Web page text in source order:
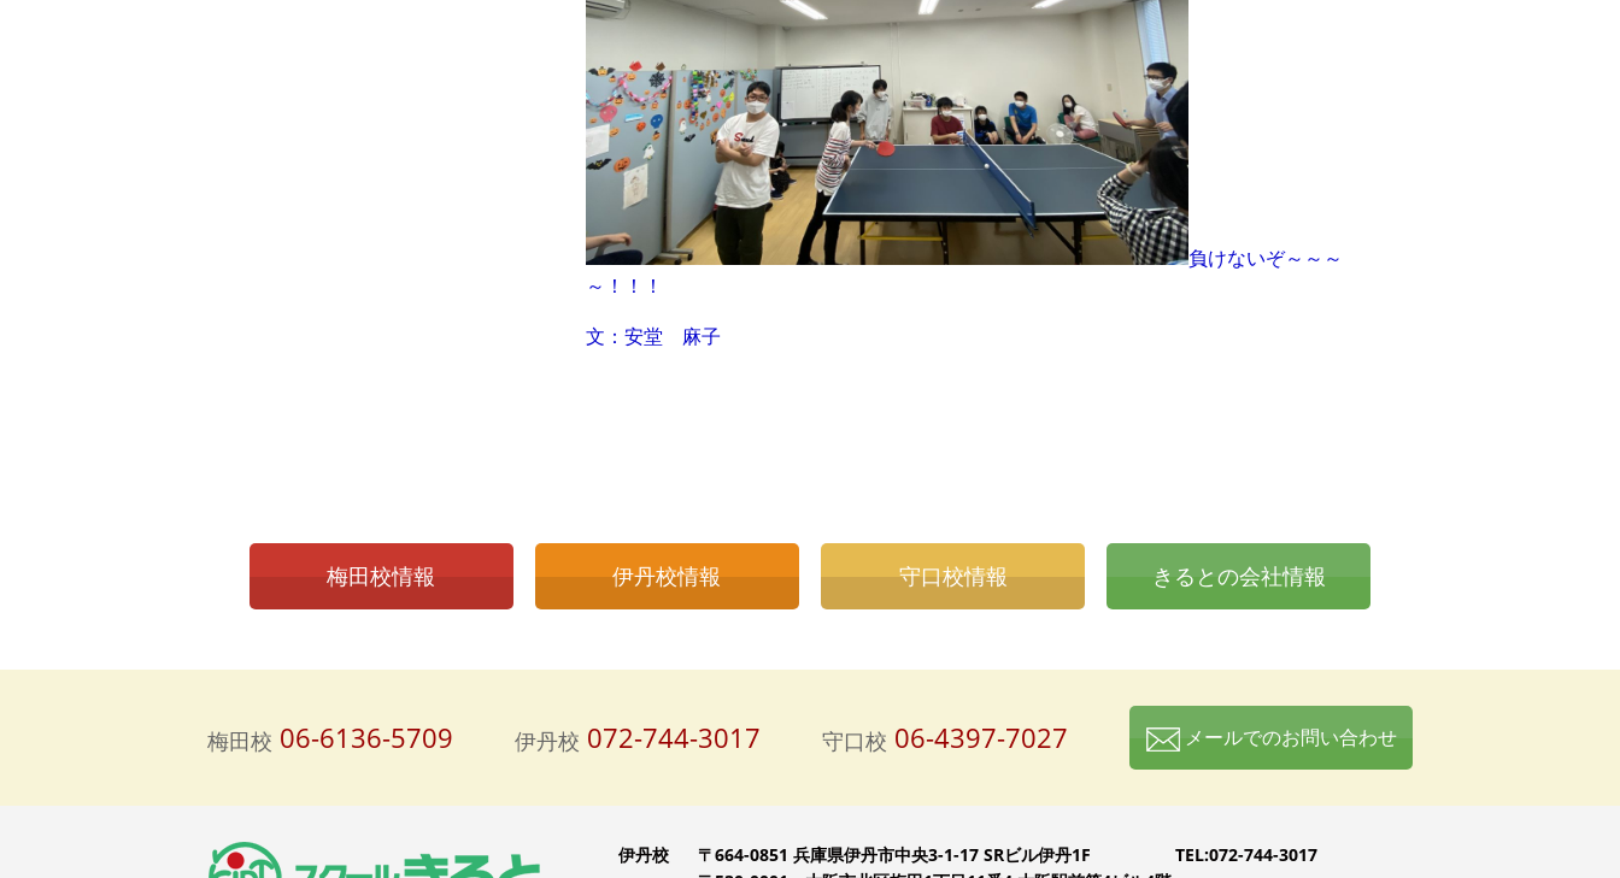
負けないぞ～～～
～！！！
文：安堂 麻子
梅田校情報 伊丹校情報 守口校情報 きるとの会社情報
梅田校 06-6136-5709 伊丹校 072-744-3017 守口校 06-4397-7027 メールでのお問い合わせ
伊丹校 〒664-0851 兵庫県伊丹市中央3-1-17 SRビル伊丹1F
TEL:072-744-3017